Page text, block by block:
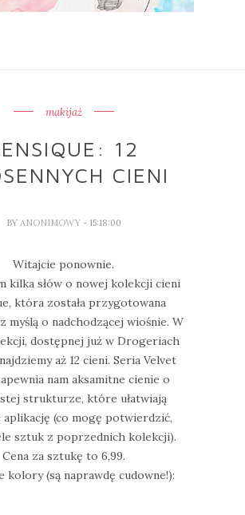
makijaż
12
CIENI
BY ANONIMOWY - 15:18:00
Witajcie ponownie.
kilka słów o nowej kolekcji cieni
która została przygotowana
myślą o nadchodzącej wiośnie. W
dostępnej już w Drogeriach
aż 12 cieni. Seria Velvet
nam aksamitne cienie o
strukturze, które ułatwiają
aplikację (co mogę potwierdzić,
sztuk z poprzednich kolekcji).
Cena za sztukę to 6,99.
kolory (są naprawdę cudowne!):